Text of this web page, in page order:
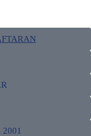
pemberhentian,